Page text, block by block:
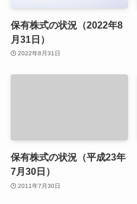
保有株式の状況（2022年8
月31日）
2022年8月31日
保有株式の状況（平成23年
7月30日）
2011年7月30日